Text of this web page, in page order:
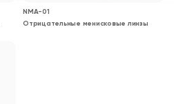
NMA-01
Отрицательные менисковые линзы